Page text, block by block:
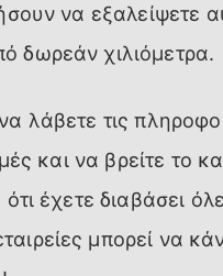
να εξαλείψετε
δωρεάν χιλιόμετρα.
λάβετε τις
και να βρείτε το
έχετε διαβάσει
μπορεί να